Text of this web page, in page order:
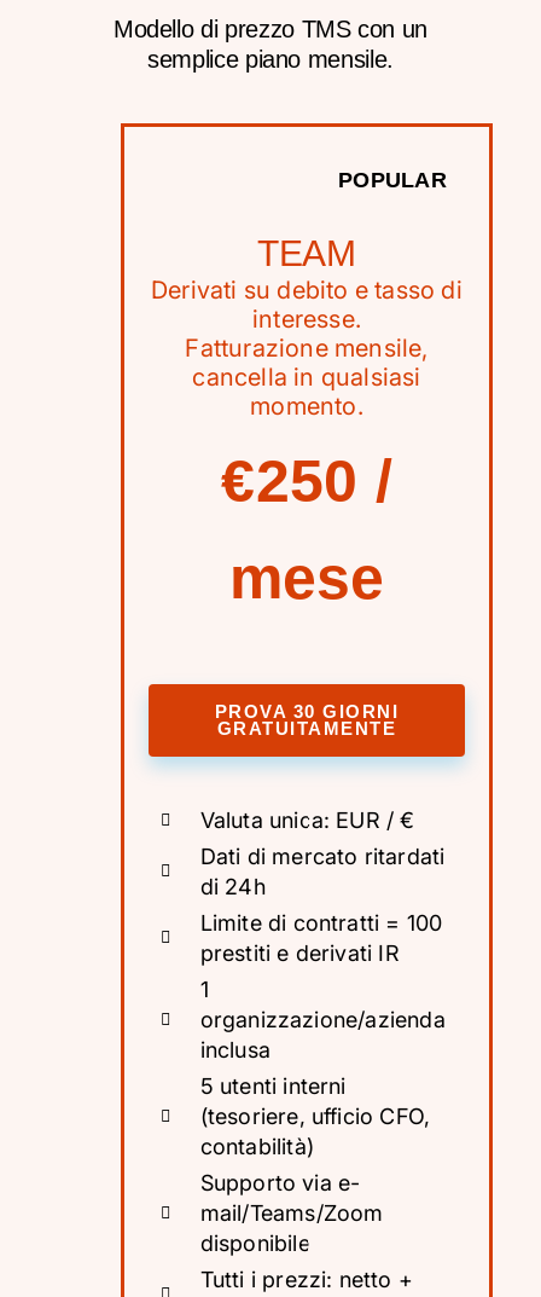
Modello di prezzo TMS con un
semplice piano mensile.
POPULAR
TEAM
Derivati su debito e tasso di
interesse.
Fatturazione mensile,
cancella in qualsiasi
momento.
€250 /
mese
PROVA 30 GIORNI
GRATUITAMENTE
Valuta unica: EUR / €
Dati di mercato ritardati
di 24h
Limite di contratti = 100
prestiti e derivati IR
1
organizzazione/azienda
inclusa
5 utenti interni
(tesoriere, ufficio CFO,
contabilità)
Supporto via e-
mail/Teams/Zoom
disponibile
Tutti i prezzi: netto +